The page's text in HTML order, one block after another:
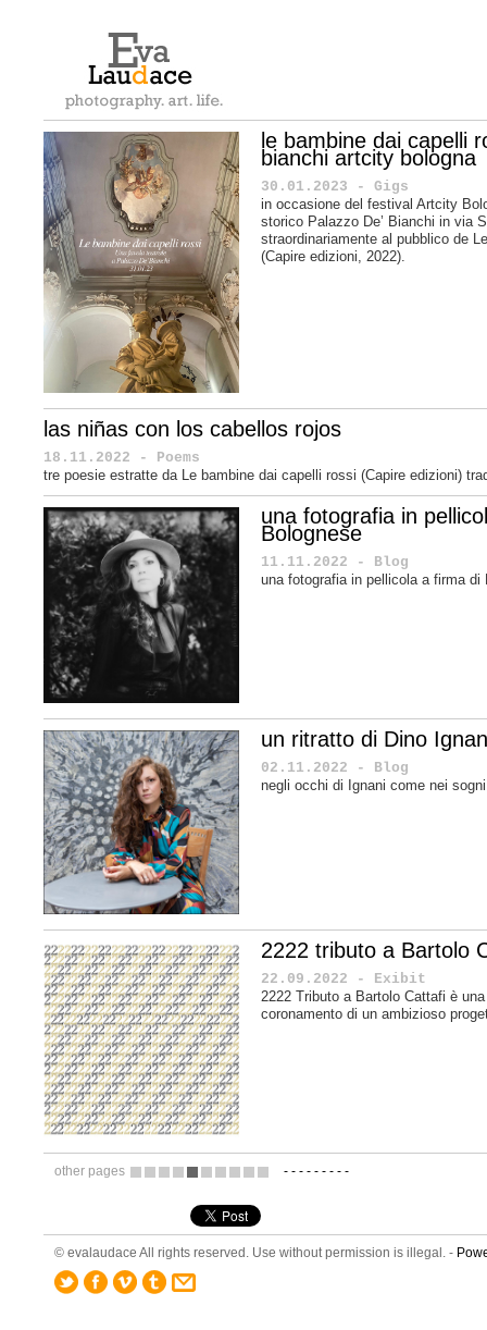
le bambine dai capelli
bianchi artcity bologna
30.01.2023 - Gigs
in occasione del festival Artcity
storico Palazzo De’ Bianchi in via
straordinariamente al pubblico de
(Capire edizioni, 2022).
las niñas con los cabellos rojos
18.11.2022 - Poems
tre poesie estratte da Le bambine dai capelli rossi (Capire edizioni)
una fotografia in
Bolognese
11.11.2022 - Blog
una fotografia in pellicola a firma di
un ritratto di Dino
02.11.2022 - Blog
negli occhi di Ignani come nei
2222 tributo a Bartolo
22.09.2022 - Exibit
2222 Tributo a Bartolo Cattafi è
coronamento di un ambizioso
other pages - - - - - - - - -
© evalaudace All rights reserved. Use without permission is illegal. -